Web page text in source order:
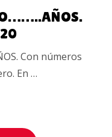
Con números
En …